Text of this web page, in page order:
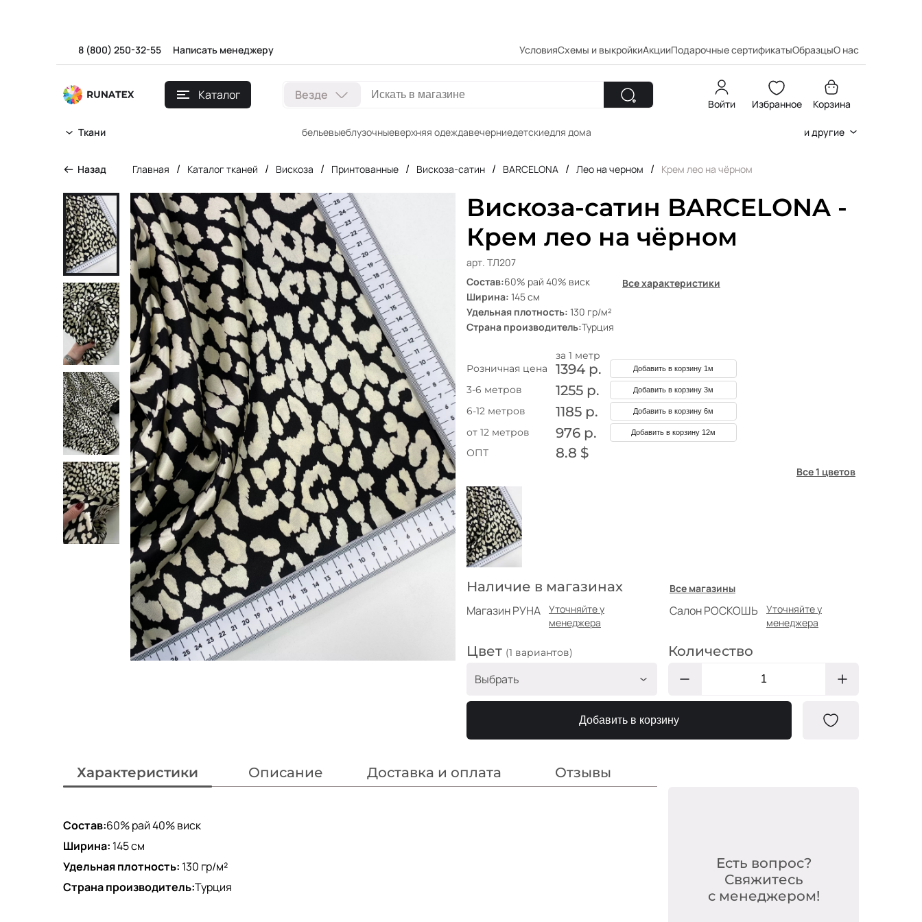
8 (800) 250-32-55 Написать менеджеру УсловияСхемы и выкройкиАкцииПодарочные сертификатыОбразцыО нас
Каталог Везде
Войти Избранное Корзина
Ткани бельевыеблузочныеверхняя одеждавечерниедетскиедля дома и другие
Назад Главная / Каталог тканей / Вискоза / Принтованные / Вискоза-сатин / BARCELONA / Лео на черном / Крем лео на чёрном
Вискоза-сатин BARCELONA -
Крем лео на чёрном
арт. ТЛ207
Состав:60% рай 40% виск
Ширина: 145 см
Удельная плотность: 130 гр/м²
Страна производитель:Турция
Все характеристики
за 1 метр
Розничная цена
1394 р. Добавить в корзину 1м
3-6 метров 1255 р. Добавить в корзину 3м
6-12 метров 1185 р. Добавить в корзину 6м
от 12 метров 976 р. Добавить в корзину 12м
ОПТ 8.8 $
Все 1 цветов
Наличие в магазинах Все магазины
Магазин РУНА
Уточняйте у
менеджера
Салон РОСКОШЬ
Уточняйте у
менеджера
Цвет (1 вариантов)
Выбрать
Крем лео на чёрном ТЛ207
Количество
Добавить в корзину
Характеристики Описание Доставка и оплата Отзывы
Состав:60% рай 40% виск
Ширина: 145 см
Удельная плотность: 130 гр/м²
Страна производитель:Турция
Есть вопрос?
Свяжитесь
с менеджером!